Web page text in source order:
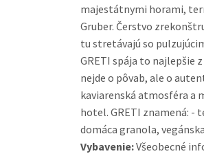
majestátnymi horami,
Gruber. Čerstvo
tu stretávajú so
GRETI spája to najlepšie
nejde o pôvab, ale o
kaviarenská atmosféra a
hotel. GRETI znamená: -
domáca granola,
Vybavenie:Všeobecné